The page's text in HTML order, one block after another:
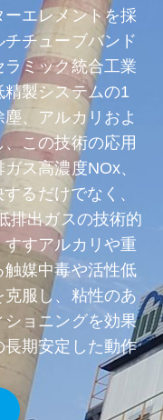
エレメントを採
チューブバンド
ミック統合工業
製システムの1
、アルカリおよ
この技術の応用
ス高濃度NOx、
るだけでなく、
排出ガスの技術的
すアルカリや重
媒中毒や活性低
服し、粘性のあ
ショニングを効果
期安定した動作